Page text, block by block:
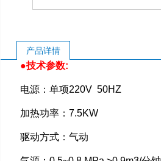
产品详情
●技术参数:
电源：单项220V 50HZ
加热功率：7.5KW
驱动方式：气动